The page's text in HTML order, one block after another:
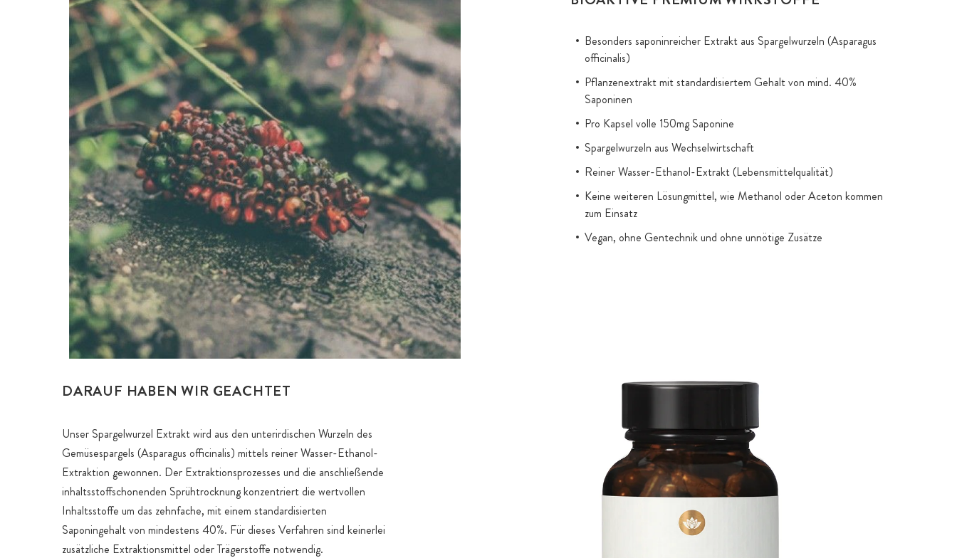
Besonders saponinreicher Extrakt aus Spargelwurzeln (Asparagus
officinalis)
Pflanzenextrakt mit standardisiertem Gehalt von mind. 40%
Saponinen
Pro Kapsel volle 150mg Saponine
Spargelwurzeln aus Wechselwirtschaft
Reiner Wasser-Ethanol-Extrakt (Lebensmittelqualität)
Keine weiteren Lösungmittel, wie Methanol oder Aceton kommen
zum Einsatz
Vegan, ohne Gentechnik und ohne unnötige Zusätze
DARAUF HABEN WIR GEACHTET
Unser Spargelwurzel Extrakt wird aus den unterirdischen Wurzeln des
Gemüsespargels (Asparagus officinalis) mittels reiner Wasser-Ethanol-
Extraktion gewonnen. Der Extraktionsprozesses und die anschließende
inhaltsstoffschonenden Sprühtrocknung konzentriert die wertvollen
Inhaltsstoffe um das zehnfache, mit einem standardisierten
Saponingehalt von mindestens 40%. Für dieses Verfahren sind keinerlei
zusätzliche Extraktionsmittel oder Trägerstoffe notwendig.